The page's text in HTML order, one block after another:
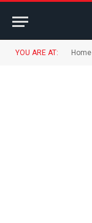
YOU ARE AT: Home